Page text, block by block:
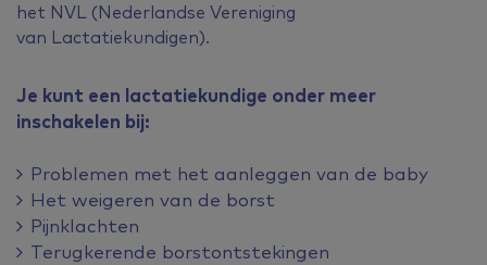
het NVL (Nederlandse Vereniging
van Lactatiekundigen).
Je kunt een lactatiekundige onder meer
inschakelen bij:
Problemen met het aanleggen van de baby
Het weigeren van de borst
Pijnklachten
Terugkerende borstontstekingen